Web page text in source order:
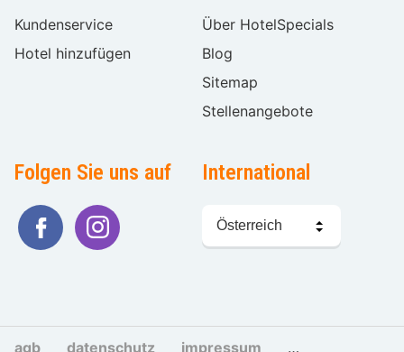
Kundenservice
Hotel hinzufügen
Über HotelSpecials
Blog
Sitemap
Stellenangebote
Folgen Sie uns auf International
Sprache
wählen
agb datenschutz impressum cookies und